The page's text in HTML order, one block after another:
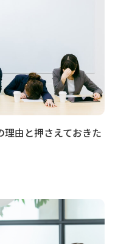
由と押さえておきた